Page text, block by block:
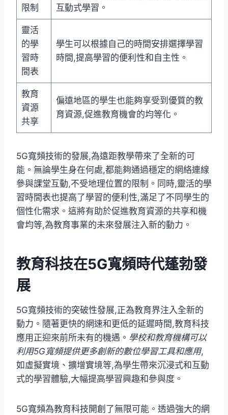
限制
互動式學習。
靈活
的學
習時
間表
學生可以根據自己的時間安排選擇學習
時間,提高學習的便利性和自主性。
教育
資源
共享
偏遠地區的學生也能夠享受到優質的教
育資源,促進教育機會的均等化。
5G寬頻技術的發展,為遠距教學帶來了全新的可
能。無論學生身在何處,都能夠通過穩定的網絡連線
參與課堂互動,不受地理位置的限制。同時,靈活的學
習時間表也提高了學習的便利性,滿足了不同學生的
個性化需求。這將有助於促進教育資源的共享和機
會均等,為教育事業的未來發展注入新的動力。
教育科技在5G寬頻時代蓬勃發
展
5G寬頻技術的突破性發展,正為教育界注入全新的
動力。隨著更快的網速和更低的延遲時間,教育科技
應用正迎來前所未有的機遇。 學校和教育機構可以
利用5G寬頻提供更多創新的數位學習工具和應用,
如虛擬實境、擴增實境等,為學生帶來沉浸式和互動
式的學習體驗,大幅提高學習興趣和參與度。
5G寬頻為教育科技開創了無限可能。透過強大的網